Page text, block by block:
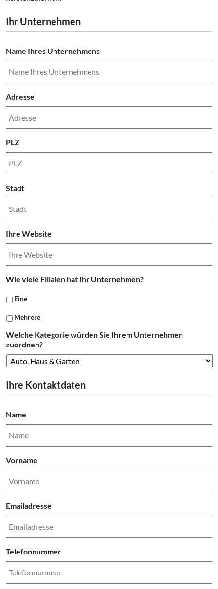
Ihr Unternehmen
Name Ihres Unternehmens
Adresse
PLZ
Stadt
Ihre Website
Wie viele Filialen hat Ihr Unternehmen?
Eine
Mehrere
Welche Kategorie würden Sie Ihrem Unternehmen
zuordnen?
Ihre Kontaktdaten
Name
Vorname
Emailadresse
Telefonnummer